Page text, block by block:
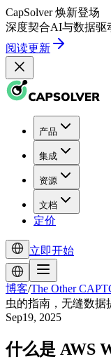
CapSolver 焕新登场
深度契合AI与数据驱
阅读更新
产品
集成
资源
文档
定价
立即开始
博客/The Other
虫的指南，无缝数据
Sep19, 2025
什么是 AWS